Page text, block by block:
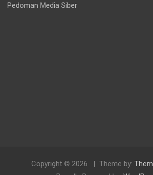
Pedoman Media Siber
Copyright © 2026 Theme by: